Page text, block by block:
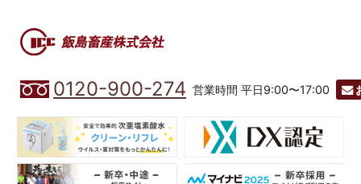
0120-900-274 営業時間 平日9:00〜17:00